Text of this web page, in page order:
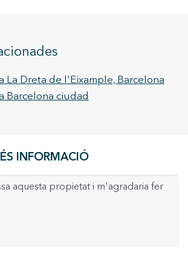
La Dreta de l'Eixample, Barcelona
Barcelona ciudad
INFORMACIÓ